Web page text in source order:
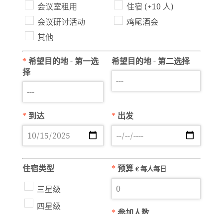
会议室租用
住宿 (+10 人)
会议研讨活动
鸡尾酒会
其他
*希望目的地 - 第一选
择
希望目的地 - 第二选择
* 到达 * 出发
住宿类型
三星级
四星级
*预算 € 每人每日